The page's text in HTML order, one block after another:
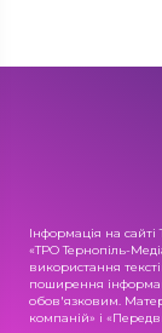
Інформація на
«ТРО Тернопіль-
використання
поширення
обов'язковим.
компаній» і